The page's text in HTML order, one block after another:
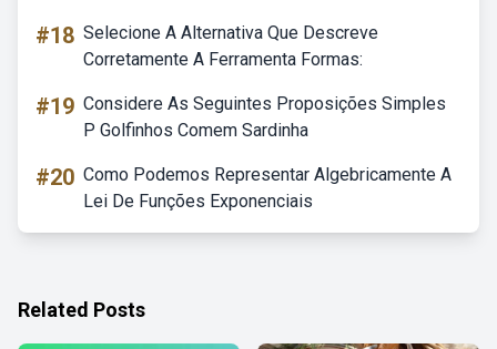
#18 Selecione A Alternativa Que Descreve
Corretamente A Ferramenta Formas:
#19 Considere As Seguintes Proposições Simples
P Golfinhos Comem Sardinha
#20 Como Podemos Representar Algebricamente A
Lei De Funções Exponenciais
Related Posts